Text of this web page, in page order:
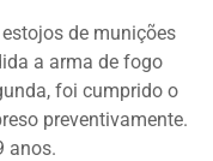
de munições
a arma de fogo
foi cumprido o
preventivamente.
anos.